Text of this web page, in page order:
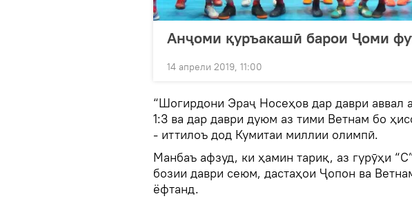
Анҷоми қуръакашӣ барои Ҷоми
14 апрели 2019, 11:00
“Шогирдони Эраҷ Носеҳов дар даври аввал
1:3 ва дар даври дуюм аз тими Ветнам бо
- иттилоъ дод Кумитаи миллии олимпӣ.
Манбаъ афзуд, ки ҳамин тариқ, аз гурӯҳи
бозии даври сеюм, дастаҳои Ҷопон ва
ёфтанд.